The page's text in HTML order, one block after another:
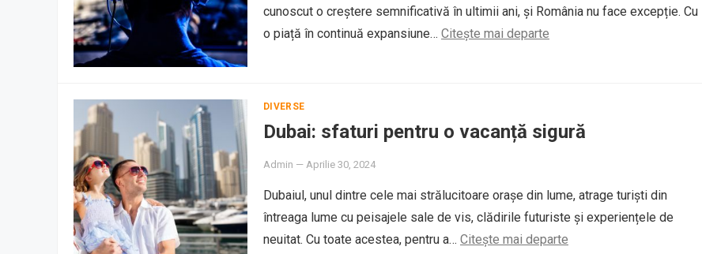
cunoscut o creștere semnificativă în ultimii ani, și România nu face excepție. Cu
o piață în continuă expansiune… Citește mai departe
DIVERSE
Dubai: sfaturi pentru o vacanță sigură
Admin — Aprilie 30, 2024
Dubaiul, unul dintre cele mai strălucitoare orașe din lume, atrage turiști din
întreaga lume cu peisajele sale de vis, clădirile futuriste și experiențele de
neuitat. Cu toate acestea, pentru a… Citește mai departe